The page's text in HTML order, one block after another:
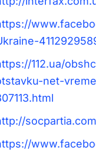
112.ua/
net-